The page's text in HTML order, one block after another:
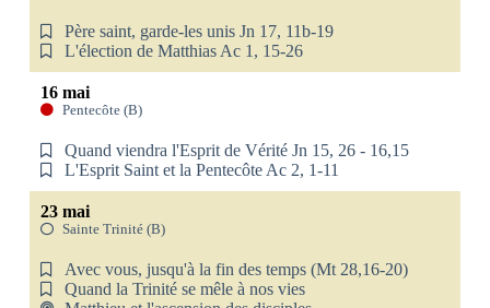
Père saint, garde-les unis Jn 17, 11b-19
L'élection de Matthias Ac 1, 15-26
16 mai
Pentecôte (B)
Quand viendra l'Esprit de Vérité Jn 15, 26 - 16,15
L'Esprit Saint et la Pentecôte Ac 2, 1-11
23 mai
Sainte Trinité (B)
Avec vous, jusqu'à la fin des temps (Mt 28,16-20)
Quand la Trinité se mêle à nos vies